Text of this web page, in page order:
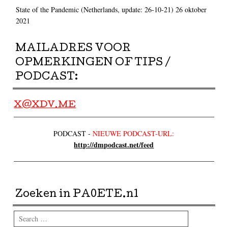
State of the Pandemic (Netherlands, update: 26-10-21) 26 oktober
2021
MAILADRES VOOR
OPMERKINGEN OF TIPS /
PODCAST:
X@XDV.ME
PODCAST -NIEUWE PODCAST-URL:
http://dmpodcast.net/feed
Zoeken in PA0ETE.nl
Search